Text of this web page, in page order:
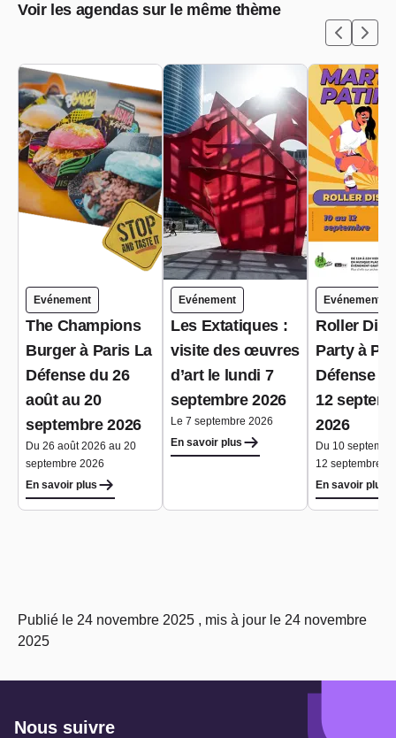
Voir les agendas sur le même thème
Evénement
The Champions
Burger à Paris La
Défense du 26
août au 20
septembre 2026
Du 26 août 2026 au 20
septembre 2026
En savoir plus
Evénement
Les Extatiques :
visite des œuvres
d’art le lundi 7
septembre 2026
Le 7 septembre 2026
En savoir plus
Evénement
Roller
Party à
Défense
12
2026
Du 10
12 septembre
En savoir plus
Publié le 24 novembre 2025 , mis à jour le 24 novembre
2025
Nous suivre